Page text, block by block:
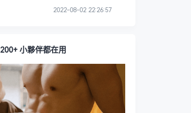
幕式將辦於塞納河、
2022-08-02 22:26:57
200+ 小夥伴都在用